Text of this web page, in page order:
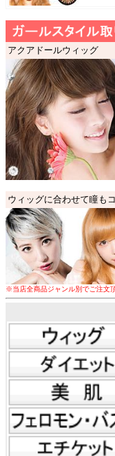
アクアドールウィッグ
ウィッグに合わせて瞳も
※当店全商品ジャンル別でご注文